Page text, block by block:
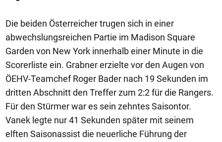
Die beiden Österreicher trugen sich in einer
abwechslungsreichen Partie im Madison Square
Garden von New York innerhalb einer Minute in die
Scorerliste ein. Grabner erzielte vor den Augen von
ÖEHV-Teamchef Roger Bader nach 19 Sekunden im
dritten Abschnitt den Treffer zum 2:2 für die Rangers.
Für den Stürmer war es sein zehntes Saisontor.
Vanek legte nur 41 Sekunden später mit seinem
elften Saisonassist die neuerliche Führung der